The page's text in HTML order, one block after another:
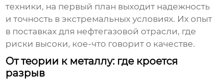
техники, на первый план выходит надежность
и точность в экстремальных условиях. Их опыт
в поставках для нефтегазовой отрасли, где
риски высоки, кое-что говорит о качестве.
От теории к металлу: где кроется
разрыв